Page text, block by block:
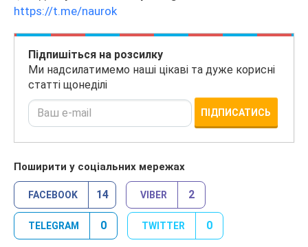
https://t.me/naurok
Підпишіться на розсилку
Ми надсилатимемо наші цікаві та дуже корисні
статті щонеділі
ПІДПИСАТИСЬ
Поширити у соціальних мережах
FACEBOOK 14 VIBER 2
TELEGRAM 0 TWITTER 0